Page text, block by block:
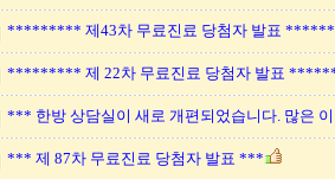
********* 제43차 무료진료 당첨자 발표
********* 제 22차 무료진료 당첨자 발표
*** 한방 상담실이 새로 개편되었습니다. 많은
*** 제 87차 무료진료 당첨자 발표 ***